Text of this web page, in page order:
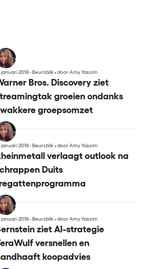
januari 2018 - Beursblik•door Amy Yassim
Bros. Discovery ziet
groeien ondanks
groepsomzet
januari 2018 - Beursblik•door Amy Yassim
verlaagt outlook na
Duits
januari 2018 - Beursblik•door Amy Yassim
ziet AI-strategie
versnellen en
koopadvies